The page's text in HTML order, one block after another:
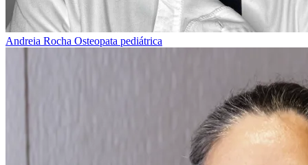
Andreia Rocha Osteopata pediátrica